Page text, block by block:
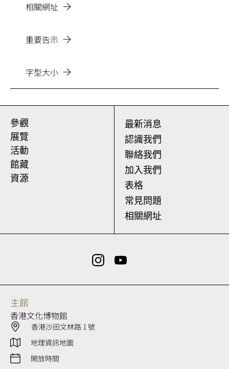
相關網址
重要告示
字型大小
參觀
展覽
活動
館藏
資源
最新消息
認識我們
聯絡我們
加入我們
表格
常見問題
相關網址
主館
香港文化博物館
香港沙田文林路 1 號
地理資訊地圖
開放時間